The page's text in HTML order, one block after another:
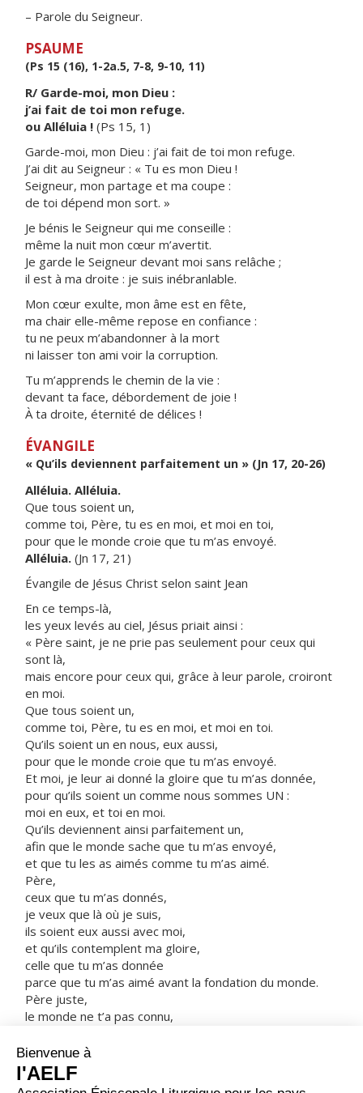
– Parole du Seigneur.
PSAUME
(Ps 15 (16), 1-2a.5, 7-8, 9-10, 11)
R/ Garde-moi, mon Dieu :
j’ai fait de toi mon refuge.
ou Alléluia ! (Ps 15, 1)
Garde-moi, mon Dieu : j’ai fait de toi mon refuge.
J’ai dit au Seigneur : « Tu es mon Dieu !
Seigneur, mon partage et ma coupe :
de toi dépend mon sort. »
Je bénis le Seigneur qui me conseille :
même la nuit mon cœur m’avertit.
Je garde le Seigneur devant moi sans relâche ;
il est à ma droite : je suis inébranlable.
Mon cœur exulte, mon âme est en fête,
ma chair elle-même repose en confiance :
tu ne peux m’abandonner à la mort
ni laisser ton ami voir la corruption.
Tu m’apprends le chemin de la vie :
devant ta face, débordement de joie !
À ta droite, éternité de délices !
ÉVANGILE
« Qu’ils deviennent parfaitement un » (Jn 17, 20-26)
Alléluia. Alléluia.
Que tous soient un,
comme toi, Père, tu es en moi, et moi en toi,
pour que le monde croie que tu m’as envoyé.
Alléluia. (Jn 17, 21)
Évangile de Jésus Christ selon saint Jean
En ce temps-là,
les yeux levés au ciel, Jésus priait ainsi :
« Père saint, je ne prie pas seulement pour ceux qui
sont là,
mais encore pour ceux qui, grâce à leur parole, croiront
en moi.
Que tous soient un,
comme toi, Père, tu es en moi, et moi en toi.
Qu’ils soient un en nous, eux aussi,
pour que le monde croie que tu m’as envoyé.
Et moi, je leur ai donné la gloire que tu m’as donnée,
pour qu’ils soient un comme nous sommes UN :
moi en eux, et toi en moi.
Qu’ils deviennent ainsi parfaitement un,
afin que le monde sache que tu m’as envoyé,
et que tu les as aimés comme tu m’as aimé.
Père,
ceux que tu m’as donnés,
je veux que là où je suis,
ils soient eux aussi avec moi,
et qu’ils contemplent ma gloire,
celle que tu m’as donnée
parce que tu m’as aimé avant la fondation du monde.
Père juste,
le monde ne t’a pas connu,
et ceux-ci ont reconnu
que tu m’as envoyé.
Je leur ai fait connaître ton nom,